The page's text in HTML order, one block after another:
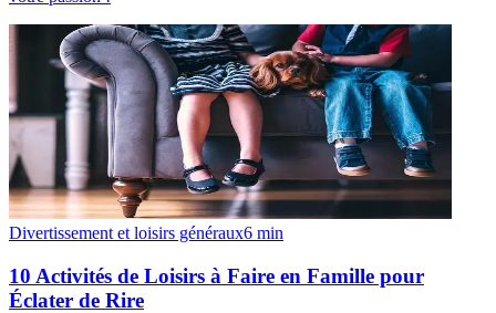
Divertissement et loisirs généraux6 min
10 Activités de Loisirs à Faire en Famille pour
Éclater de Rire